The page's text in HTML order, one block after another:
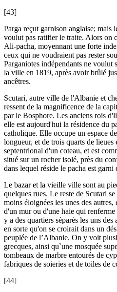
[43]
Parga reçut garnison anglaise; mais
voulut pas ratifier le traite. Alors on
Ali-pacha, moyennant une forte
ceux qui ne voudraient pas rester
Parganiotes indépendants ne voulut
la ville en 1819, après avoir brûlé
ancêtres.
Scutari, autre ville de l'Albanie et
ressent de la magnificence de la
par le Bosphore. Les anciens rois
elle est aujourd'hui la résidence du
catholique. Elle occupe un espace
longueur, et de trois quarts de lieues
septentrional d'un coteau, et est
situé sur un rocher isolé, près du
dans lequel réside le pacha est
Le bazar et la vieille ville sont au
quelques rues. Le reste de Scutari
moins éloignées les unes des
d'un mur ou d'une haie qui
y a des quartiers séparés les uns des
en sorte qu'on se croirait dans un
peuplée de l’Albanie. On y voit
grecques, ainsi qu`une mosquée
tombeaux de marbre entourés de
fabriques de soieries et de toiles de
[44]